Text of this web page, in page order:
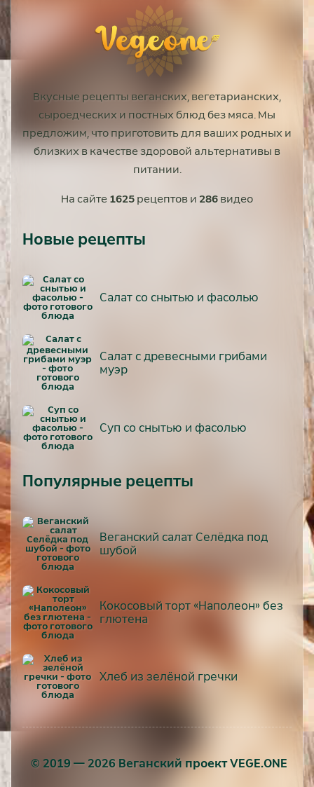
Вкусные рецепты веганских, вегетарианских,
сыроедческих и постных блюд без мяса. Мы
предложим, что приготовить для ваших родных и
близких в качестве здоровой альтернативы в
питании.
На сайте 1625 рецептов и 286 видео
Новые рецепты
Салат со снытью и фасолью
Салат с древесными грибами
муэр
Суп со снытью и фасолью
Популярные рецепты
Веганский салат Селёдка под
шубой
Кокосовый торт «Наполеон» без
глютена
Хлеб из зелёной гречки
© 2019 — 2026 Веганский проект VEGE.ONE